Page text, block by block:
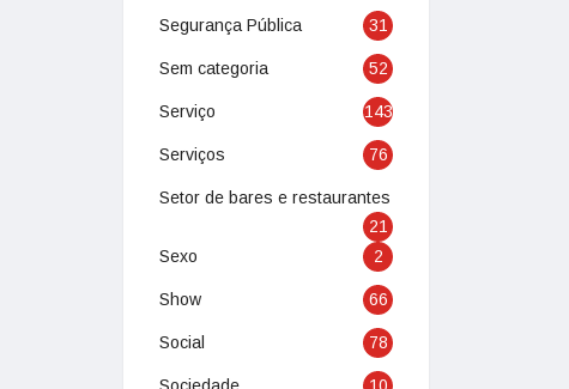
Segurança Pública 31
Sem categoria 52
Serviço 143
Serviços 76
Setor de bares e restaurantes
21
Sexo
2
Show 66
Social 78